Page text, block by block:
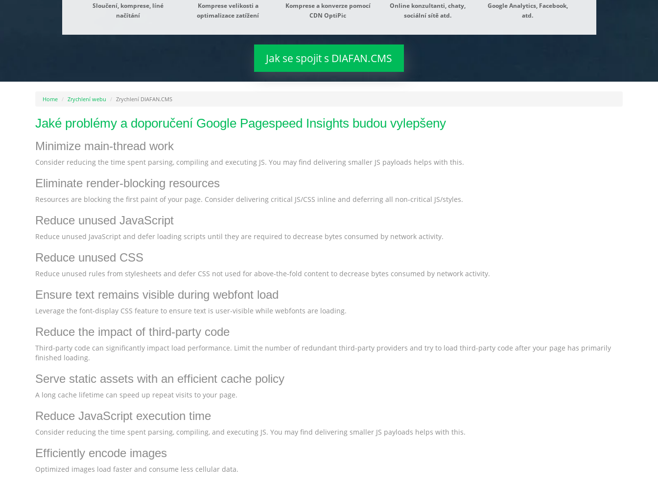
Sloučení, komprese, líné
načítání
Komprese velikosti a
optimalizace zatížení
Komprese a konverze pomocí
CDN OptiPic
Online konzultanti, chaty,
sociální sítě atd.
Google Analytics, Facebook,
atd.
Jak se spojit s DIAFAN.CMS
Home Zrychlení webu Zrychlení DIAFAN.CMS
Jaké problémy a doporučení Google Pagespeed Insights budou vylepšeny
Minimize main-thread work
Consider reducing the time spent parsing, compiling and executing JS. You may find delivering smaller JS payloads helps with this.
Eliminate render-blocking resources
Resources are blocking the first paint of your page. Consider delivering critical JS/CSS inline and deferring all non-critical JS/styles.
Reduce unused JavaScript
Reduce unused JavaScript and defer loading scripts until they are required to decrease bytes consumed by network activity.
Reduce unused CSS
Reduce unused rules from stylesheets and defer CSS not used for above-the-fold content to decrease bytes consumed by network activity.
Ensure text remains visible during webfont load
Leverage the font-display CSS feature to ensure text is user-visible while webfonts are loading.
Reduce the impact of third-party code
Third-party code can significantly impact load performance. Limit the number of redundant third-party providers and try to load third-party code after your page has primarily
finished loading.
Serve static assets with an efficient cache policy
A long cache lifetime can speed up repeat visits to your page.
Reduce JavaScript execution time
Consider reducing the time spent parsing, compiling, and executing JS. You may find delivering smaller JS payloads helps with this.
Efficiently encode images
Optimized images load faster and consume less cellular data.